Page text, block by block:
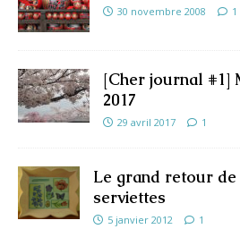
30 novembre 2008 1
[Cher journal #1]
2017
29 avril 2017 1
Le grand retour de
serviettes
5 janvier 2012 1